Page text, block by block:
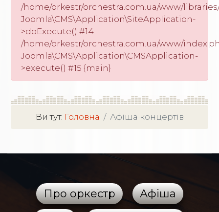
/home/orkestr/orchestra.com.ua/www/
Joomla\CMS\Application\SiteApplication-
>doExecute() #14
/home/orkestr/orchestra.com.ua/www/
Joomla\CMS\Application\CMSApplication-
>execute() #15 {main}
Ви тут: Головна Афіша концертів
Про оркестр
Афіша